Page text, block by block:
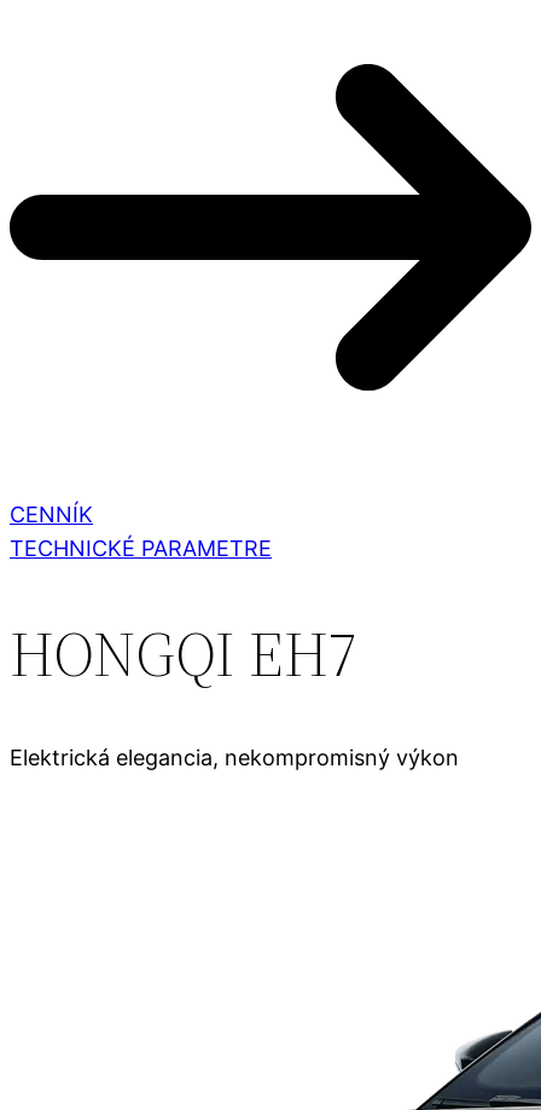
CENNÍK
TECHNICKÉ PARAMETRE
HONGQI EH7
Elektrická elegancia, nekompromisný výkon